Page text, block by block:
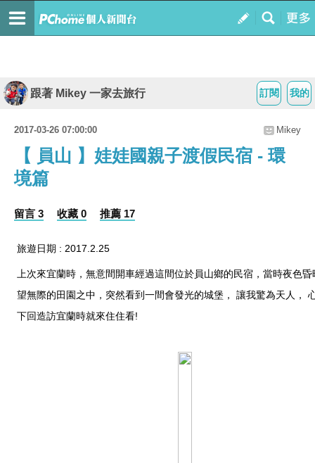
我的
訂閱
跟著 Mikey 一家去旅行
2017-03-26 07:00:00 Mikey
【 員山 】娃娃國親子渡假民宿 - 環
境篇
留言 3 收藏 0 推薦 17
旅遊日期 : 2017.2.25
上次來宜蘭時，無意間開車經過這間位於員山鄉的民宿，當時夜色
望無際的田園之中，突然看到一間會發光的城堡， 讓我驚為天人，
下回造訪宜蘭時就來住住看!